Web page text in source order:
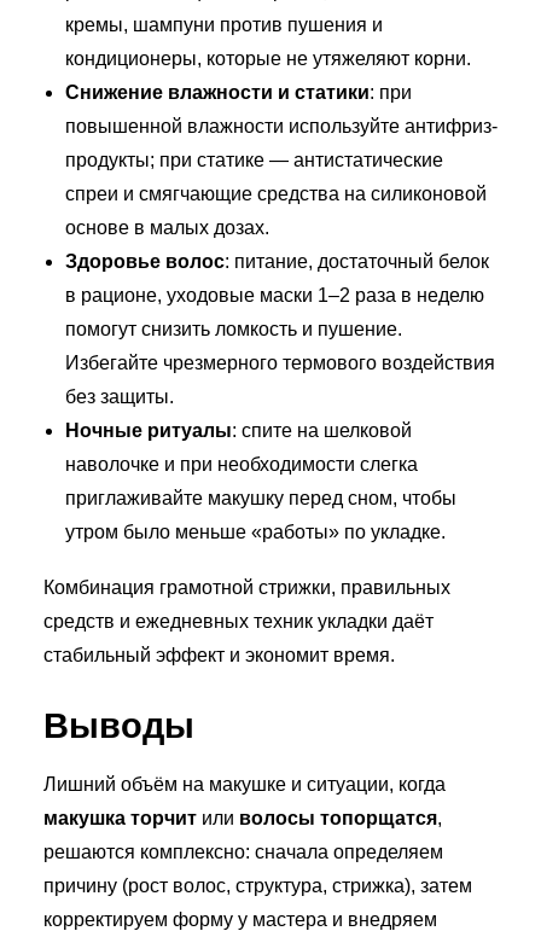
кремы, шампуни против пушения и
кондиционеры, которые не утяжеляют корни.
Снижение влажности и статики: при
повышенной влажности используйте антифриз-
продукты; при статике — антистатические
спреи и смягчающие средства на силиконовой
основе в малых дозах.
Здоровье волос: питание, достаточный белок
в рационе, уходовые маски 1–2 раза в неделю
помогут снизить ломкость и пушение.
Избегайте чрезмерного термового воздействия
без защиты.
Ночные ритуалы: спите на шелковой
наволочке и при необходимости слегка
приглаживайте макушку перед сном, чтобы
утром было меньше «работы» по укладке.
Комбинация грамотной стрижки, правильных
средств и ежедневных техник укладки даёт
стабильный эффект и экономит время.
Выводы
Лишний объём на макушке и ситуации, когда
макушка торчит или волосы топорщатся,
решаются комплексно: сначала определяем
причину (рост волос, структура, стрижка), затем
корректируем форму у мастера и внедряем